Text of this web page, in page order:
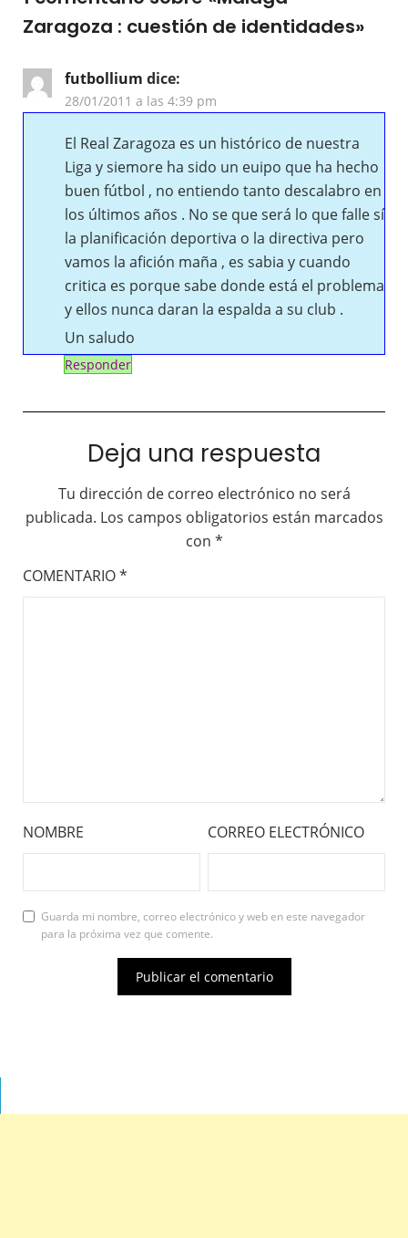
Zaragoza : cuestión de identidades»
futbollium dice:
28/01/2011 a las 4:39 pm
El Real Zaragoza es un histórico de nuestra
Liga y siemore ha sido un euipo que ha hecho
buen fútbol , no entiendo tanto descalabro en
los últimos años . No se que será lo que falle sí
la planificación deportiva o la directiva pero
vamos la afición maña , es sabia y cuando
critica es porque sabe donde está el problema
y ellos nunca daran la espalda a su club .
Un saludo
Responder
Deja una respuesta
Tu dirección de correo electrónico no será
publicada. Los campos obligatorios están marcados
con *
COMENTARIO*
NOMBRE CORREO ELECTRÓNICO
Guarda mi nombre, correo electrónico y web en este navegador
para la próxima vez que comente.